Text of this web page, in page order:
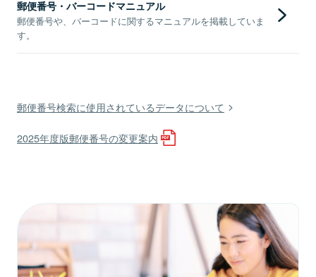
郵便番号・バーコードマニュアル
郵便番号や、バーコードに関するマニュアルを掲載していま
す。
郵便番号検索に使用されているデータについて
2025年度版郵便番号の変更案内